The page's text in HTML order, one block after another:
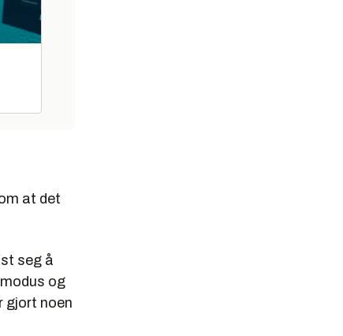
at det
seg å
og
gjort noen